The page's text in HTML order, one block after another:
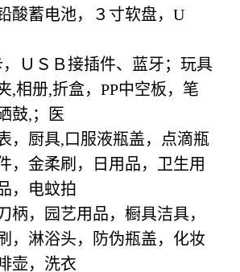
酸蓄电池，３寸软盘，U
，ＵＳＢ接插件、蓝牙；玩具
,相册,折盒，PP中空板，笔
鼓,；医
，厨具,口服液瓶盖，点滴瓶
，金柔刷，日用品，卫生用
，电蚊拍
柄，园艺用品，橱具洁具，
，淋浴头，防伪瓶盖，化妆
壶，洗衣